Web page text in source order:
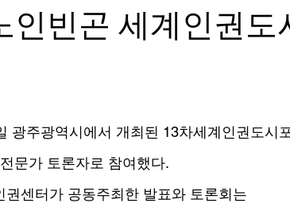
인빈곤 세계인권도
광주광역시에서 개최된 13차세계인권도시
문가 토론자로 참여했다.
센터가 공동주최한 발표와 토론회는